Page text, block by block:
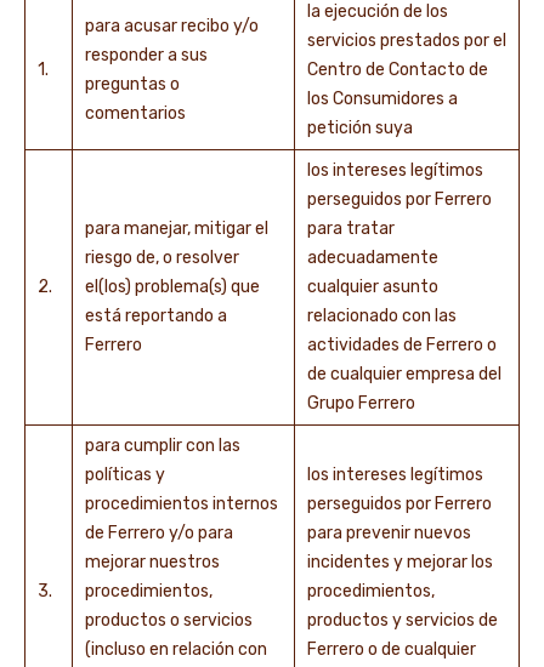
1.
para acusar recibo y/o
responder a sus
preguntas o
comentarios
la ejecución de los
servicios prestados por el
Centro de Contacto de
los Consumidores a
petición suya
2.
para manejar, mitigar el
riesgo de, o resolver
el(los) problema(s) que
está reportando a
Ferrero
los intereses legítimos
perseguidos por Ferrero
para tratar
adecuadamente
cualquier asunto
relacionado con las
actividades de Ferrero o
de cualquier empresa del
Grupo Ferrero
3.
para cumplir con las
políticas y
procedimientos internos
de Ferrero y/o para
mejorar nuestros
procedimientos,
productos o servicios
(incluso en relación con
los intereses legítimos
perseguidos por Ferrero
para prevenir nuevos
incidentes y mejorar los
procedimientos,
productos y servicios de
Ferrero o de cualquier